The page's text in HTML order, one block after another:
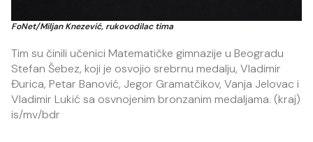
FoNet/Miljan Knezević, rukovodilac tima
Tim su činili učenici Matematičke gimnazije u Beogradu
Stefan Šebez, koji je osvojio srebrnu medalju, Vladimir
Đurica, Petar Banović, Jegor Gramatčikov, Vanja Jelovac i
Vladimir Lukić sa osvnojenim bronzanim medaljama. (kraj)
is/mv/bdr